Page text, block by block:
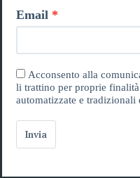
Email
Acconsento alla
li trattino per proprie
automatizzate e tradizionali
Invia